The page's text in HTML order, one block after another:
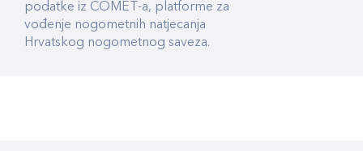
podatke iz COMET-a, platforme za
vođenje nogometnih natjecanja
Hrvatskog nogometnog saveza.